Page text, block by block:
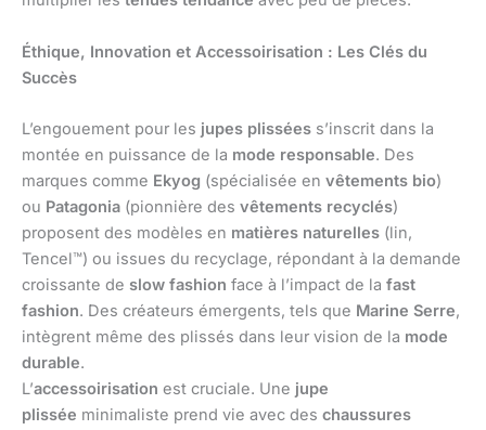
Éthique, Innovation et Accessoirisation : Les Clés du
Succès
L’engouement pour les jupes plissées s’inscrit dans la
montée en puissance de la mode responsable. Des
marques comme Ekyog (spécialisée en vêtements bio)
ou Patagonia (pionnière des vêtements recyclés)
proposent des modèles en matières naturelles (lin,
Tencel™) ou issues du recyclage, répondant à la demande
croissante de slow fashion face à l’impact de la fast
fashion. Des créateurs émergents, tels que Marine Serre,
intègrent même des plissés dans leur vision de la mode
durable.
L’accessoirisation est cruciale. Une jupe
plissée minimaliste prend vie avec des chaussures